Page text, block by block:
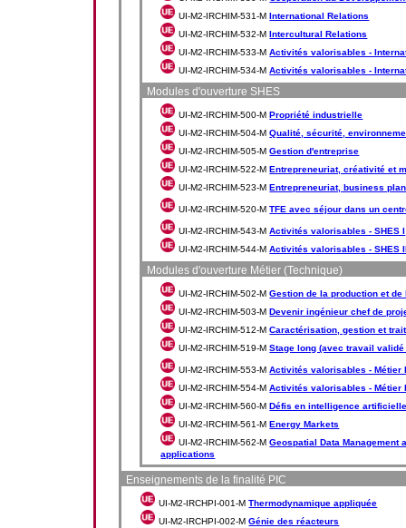
UI-M2-IRCHIM-531-MInternational Relations
UI-M2-IRCHIM-532-MIntercultural Relations
UI-M2-IRCHIM-533-MActivités valorisables -
UI-M2-IRCHIM-534-MActivités valorisables -
Modules d'ouverture SHES
UI-M2-IRCHIM-500-MPropriété industrielle
UI-M2-IRCHIM-504-MQualité, sécurité,
UI-M2-IRCHIM-505-MGestion d'entreprise
UI-M2-IRCHIM-522-MEntrepreneuriat, créativité et
UI-M2-IRCHIM-523-MEntrepreneuriat, business
UI-M2-IRCHIM-520-MTFE avec séjour dans un
UI-M2-IRCHIM-543-MActivités valorisables - SHES I
UI-M2-IRCHIM-544-MActivités valorisables - SHES
Modules d'ouverture Métier (Technique)
UI-M2-IRCHIM-502-MGestion de la production et de
UI-M2-IRCHIM-503-MDevenir ingénieur chef de
UI-M2-IRCHIM-512-MCaractérisation, gestion et
UI-M2-IRCHIM-519-MStage long (avec travail
UI-M2-IRCHIM-553-MActivités valorisables - Métier
UI-M2-IRCHIM-554-MActivités valorisables - Métier
UI-M2-IRCHIM-560-MDéfis en intelligence
UI-M2-IRCHIM-561-MEnergy Markets
UI-M2-IRCHIM-562-MGeospatial Data
applications
Enseignements de la finalité PIC
UI-M2-IRCHPI-001-MThermodynamique appliquée
UI-M2-IRCHPI-002-MGénie des réacteurs